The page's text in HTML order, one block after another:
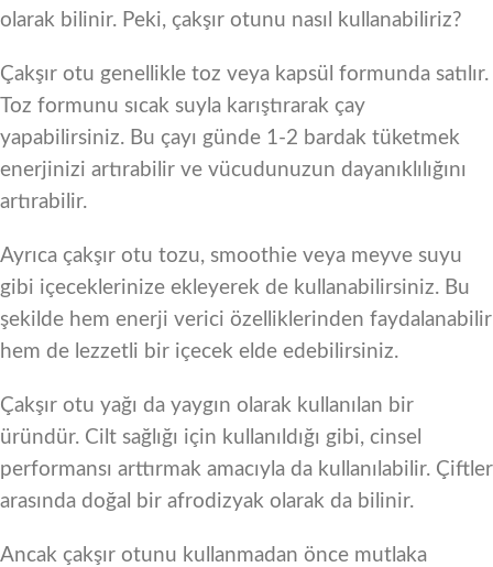
olarak bilinir. Peki, çakşır otunu nasıl kullanabiliriz?
Çakşır otu genellikle toz veya kapsül formunda satılır.
Toz formunu sıcak suyla karıştırarak çay
yapabilirsiniz. Bu çayı günde 1-2 bardak tüketmek
enerjinizi artırabilir ve vücudunuzun dayanıklılığını
artırabilir.
Ayrıca çakşır otu tozu, smoothie veya meyve suyu
gibi içeceklerinize ekleyerek de kullanabilirsiniz. Bu
şekilde hem enerji verici özelliklerinden faydalanabilir
hem de lezzetli bir içecek elde edebilirsiniz.
Çakşır otu yağı da yaygın olarak kullanılan bir
üründür. Cilt sağlığı için kullanıldığı gibi, cinsel
performansı arttırmak amacıyla da kullanılabilir. Çiftler
arasında doğal bir afrodizyak olarak da bilinir.
Ancak çakşır otunu kullanmadan önce mutlaka